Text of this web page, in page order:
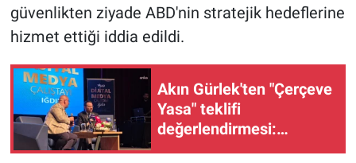
güvenlikten ziyade ABD'nin stratejik hedeflerine
hizmet ettiği iddia edildi.
Akın Gürlek'ten "Çerçeve
Yasa" teklifi
değerlendirmesi:
“Türkiye pazar günü